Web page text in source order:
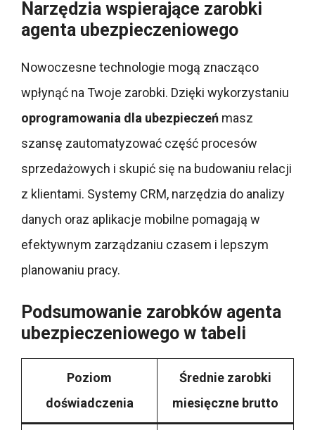
Narzędzia wspierające zarobki
agenta ubezpieczeniowego
Nowoczesne technologie mogą znacząco
wpłynąć na Twoje zarobki. Dzięki wykorzystaniu
oprogramowania dla ubezpieczeń masz
szansę zautomatyzować część procesów
sprzedażowych i skupić się na budowaniu relacji
z klientami. Systemy CRM, narzędzia do analizy
danych oraz aplikacje mobilne pomagają w
efektywnym zarządzaniu czasem i lepszym
planowaniu pracy.
Podsumowanie zarobków agenta
ubezpieczeniowego w tabeli
Poziom
doświadczenia
Średnie zarobki
miesięczne brutto